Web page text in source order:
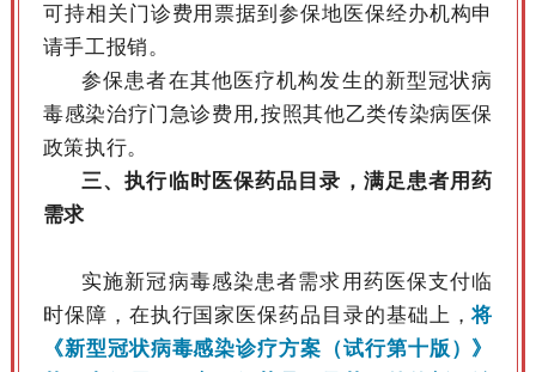
可持相关门诊费用票据到参保地医保经办机构申
请手工报销。
参保患者在其他医疗机构发生的新型冠状病
毒感染治疗门急诊费用,按照其他乙类传染病医保
政策执行。
三、执行临时医保药品目录，满足患者用药
需求
实施新冠病毒感染患者需求用药医保支付临
时保障，在执行国家医保药品目录的基础上，将
《新型冠状病毒感染诊疗方案（试行第十版）》